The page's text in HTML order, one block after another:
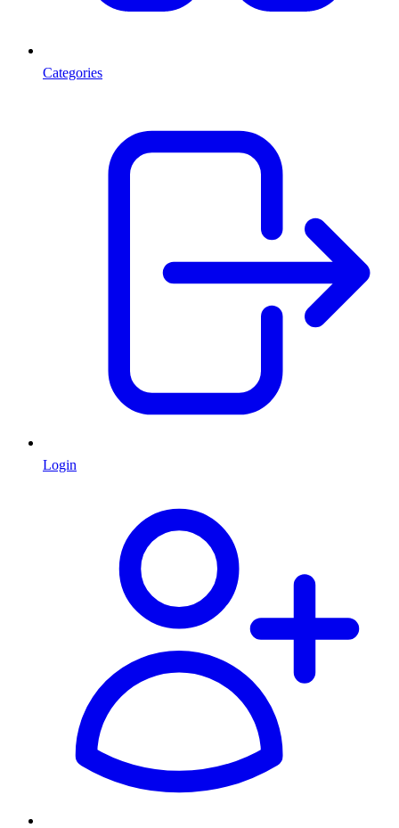
Categories
Login